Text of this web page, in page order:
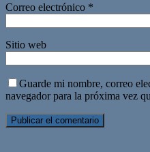
Correo electrónico *
Sitio web
Guarde mi nombre, correo
navegador para la próxima vez